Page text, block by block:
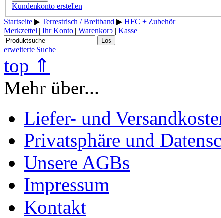
Kundenkonto erstellen
Startseite ▶ Terrestrisch / Breitband ▶ HFC + Zubehör
Merkzettel | Ihr Konto | Warenkorb | Kasse
Los
erweiterte Suche
top ⇑
Mehr über...
Liefer- und
Privatsphäre und
Unsere AGBs
Impressum
Kontakt